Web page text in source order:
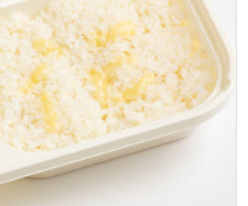
っているのでお腹いっぱい
どよかったです。